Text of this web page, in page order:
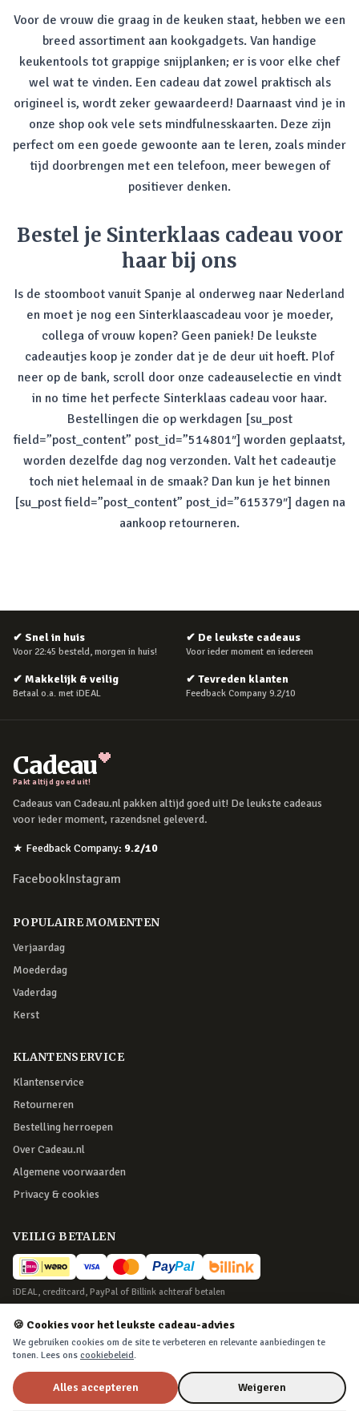
Voor de vrouw die graag in de keuken staat, hebben we een
breed assortiment aan kookgadgets. Van handige
keukentools tot grappige snijplanken; er is voor elke chef
wel wat te vinden. Een cadeau dat zowel praktisch als
origineel is, wordt zeker gewaardeerd! Daarnaast vind je in
onze shop ook vele sets mindfulnesskaarten. Deze zijn
perfect om een goede gewoonte aan te leren, zoals minder
tijd doorbrengen met een telefoon, meer bewegen of
positiever denken.
Bestel je Sinterklaas cadeau voor
haar bij ons
Is de stoomboot vanuit Spanje al onderweg naar Nederland
en moet je nog een Sinterklaascadeau voor je moeder,
collega of vrouw kopen? Geen paniek! De leukste
cadeautjes koop je zonder dat je de deur uit hoeft. Plof
neer op de bank, scroll door onze cadeauselectie en vindt
in no time het perfecte Sinterklaas cadeau voor haar.
Bestellingen die op werkdagen [su_post
field=”post_content” post_id=”514801″] worden geplaatst,
worden dezelfde dag nog verzonden. Valt het cadeautje
toch niet helemaal in de smaak? Dan kun je het binnen
[su_post field=”post_content” post_id=”615379″] dagen na
aankoop retourneren.
✔ Snel in huis
Voor 22:45 besteld, morgen in huis!
✔ De leukste cadeaus
Voor ieder moment en iedereen
✔ Makkelijk & veilig
Betaal o.a. met iDEAL
✔ Tevreden klanten
Feedback Company 9.2/10
Cadeau
Pakt altijd goed uit!
Cadeaus van Cadeau.nl pakken altijd goed uit! De leukste cadeaus
voor ieder moment, razendsnel geleverd.
★ Feedback Company: 9.2/10
FacebookInstagram
POPULAIRE MOMENTEN
Verjaardag
Moederdag
Vaderdag
Kerst
KLANTENSERVICE
Klantenservice
Retourneren
Bestelling herroepen
Over Cadeau.nl
Algemene voorwaarden
Privacy & cookies
VEILIG BETALEN
iDEAL, creditcard, PayPal of Billink achteraf betalen
BEZORGING
Voor 22:45 besteld, morgen in huis. Tot 365 dagen retourneren.
©2026Cadeau.nl — Alle rechten voorbehouden
🍪 Cookies voor het leukste cadeau-advies
We gebruiken cookies om de site te verbeteren en relevante aanbiedingen te
tonen. Lees ons cookiebeleid.
Alles accepteren Weigeren